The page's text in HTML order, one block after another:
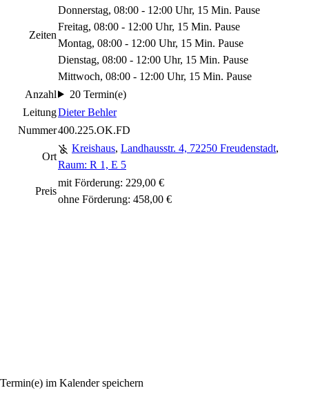
Zeiten
Donnerstag, 08:00 - 12:00 Uhr, 15 Min. Pause
Freitag, 08:00 - 12:00 Uhr, 15 Min. Pause
Montag, 08:00 - 12:00 Uhr, 15 Min. Pause
Dienstag, 08:00 - 12:00 Uhr, 15 Min. Pause
Mittwoch, 08:00 - 12:00 Uhr, 15 Min. Pause
Anzahl
20 Termin(e)
LeitungDieter Behler
Nummer400.225.OK.FD
Ort
Kreishaus, Landhausstr. 4, 72250 Freudenstadt,
Raum: R 1, E 5
Preis
mit Förderung: 229,00 €
ohne Förderung: 458,00 €
Termin(e) im Kalender speichern